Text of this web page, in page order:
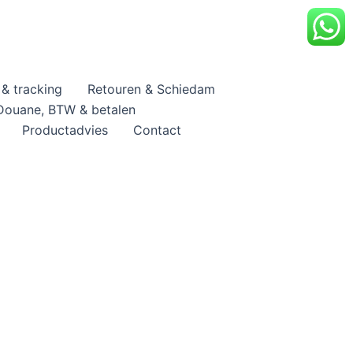
tracking
Retouren & Schiedam
BTW & betalen
Productadvies
Contact